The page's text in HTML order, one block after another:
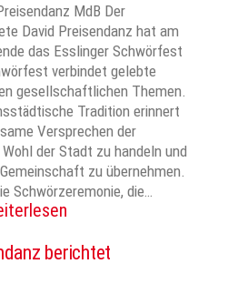
MdB Der
David Preisendanz hat am
das Esslinger Schwörfest
verbindet gelebte
gesellschaftlichen Themen.
Tradition erinnert
Versprechen der
der Stadt zu handeln und
zu übernehmen.
Schwörzeremonie, die…
berichtet